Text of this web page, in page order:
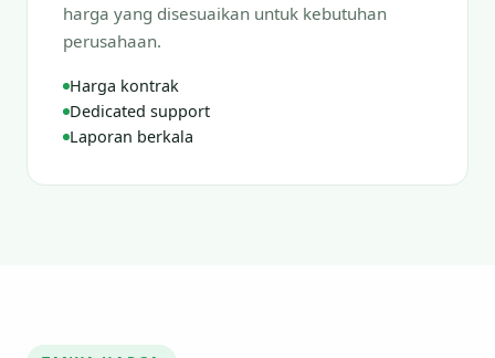
harga yang disesuaikan untuk kebutuhan
perusahaan.
Harga kontrak
Dedicated support
Laporan berkala